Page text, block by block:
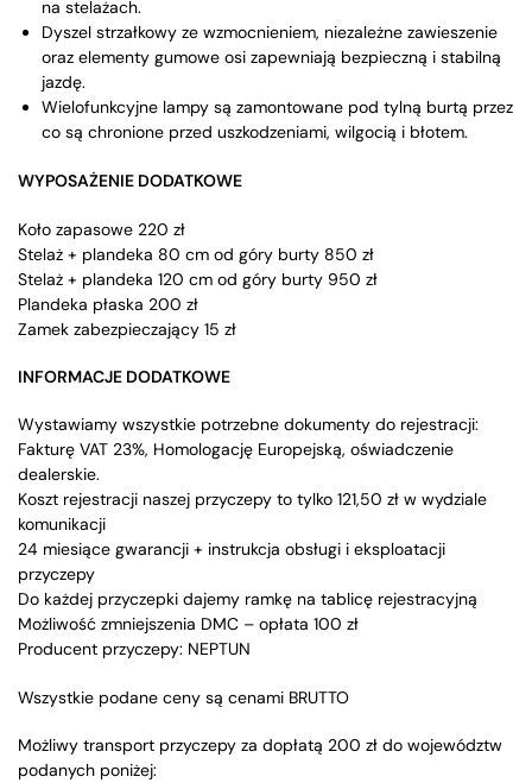
na stelażach.
Dyszel strzałkowy ze wzmocnieniem, niezależne zawieszenie
oraz elementy gumowe osi zapewniają bezpieczną i stabilną
jazdę.
Wielofunkcyjne lampy są zamontowane pod tylną burtą przez
co są chronione przed uszkodzeniami, wilgocią i błotem.
WYPOSAŻENIE DODATKOWE
Koło zapasowe 220 zł
Stelaż + plandeka 80 cm od góry burty 850 zł
Stelaż + plandeka 120 cm od góry burty 950 zł
Plandeka płaska 200 zł
Zamek zabezpieczający 15 zł
INFORMACJE DODATKOWE
Wystawiamy wszystkie potrzebne dokumenty do rejestracji:
Fakturę VAT 23%, Homologację Europejską, oświadczenie
dealerskie.
Koszt rejestracji naszej przyczepy to tylko 121,50 zł w wydziale
komunikacji
24 miesiące gwarancji + instrukcja obsługi i eksploatacji
przyczepy
Do każdej przyczepki dajemy ramkę na tablicę rejestracyjną
Możliwość zmniejszenia DMC – opłata 100 zł
Producent przyczepy: NEPTUN
Wszystkie podane ceny są cenami BRUTTO
Możliwy transport przyczepy za dopłatą 200 zł do województw
podanych poniżej: